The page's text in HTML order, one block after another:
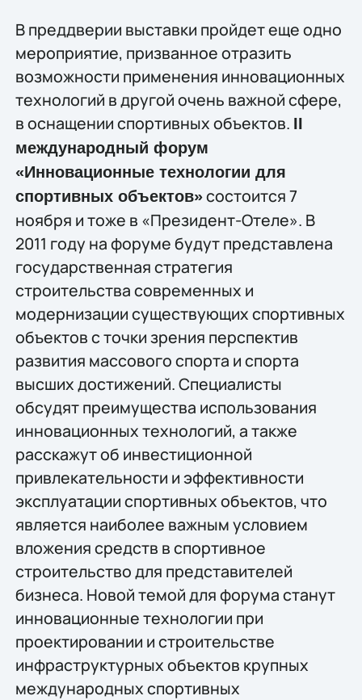
В преддверии выставки пройдет еще одно
мероприятие, призванное отразить
возможности применения инновационных
технологий в другой очень важной сфере,
в оснащении спортивных объектов. II
международный форум
«Инновационные технологии для
спортивных объектов»состоится 7
ноября и тоже в «Президент-Отеле». В
2011 году на форуме будут представлена
государственная стратегия
строительства современных и
модернизации существующих спортивных
объектов с точки зрения перспектив
развития массового спорта и спорта
высших достижений. Специалисты
обсудят преимущества использования
инновационных технологий, а также
расскажут об инвестиционной
привлекательности и эффективности
эксплуатации спортивных объектов, что
является наиболее важным условием
вложения средств в спортивное
строительство для представителей
бизнеса. Новой темой для форума станут
инновационные технологии при
проектировании и строительстве
инфраструктурных объектов крупных
международных спортивных